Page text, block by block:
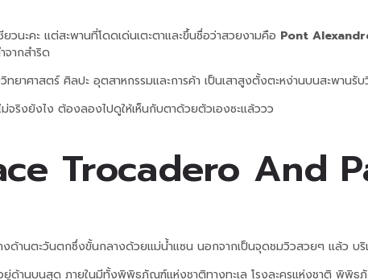
วนะคะ แต่สะพานที่โดดเด่นเตะตาและขึ้นชื่อว่าสวยงามคือ Pont
ากสำริด
ยาศาสตร์ ศิลปะ อุตสาหกรรมและการค้า เป็นเสาสูงตั้งตะหง่านบนสะพานรั
จริงยังไง ต้องลองไปดูให้เห็นกับตาด้วยตัวเองซะแล้ววว
Trocadero And
งด้านตะวันตกซึ่งขั้นกลางด้วยแม่น้ำแซน นอกจากเป็นจุดชมวิวสวยๆ แล้ว
ด้านบนสุด ภายในมีทั้งพิพิธภัณฑ์แห่งชาติทางทะเล โรงละครแห่งชาติ พิพิธ